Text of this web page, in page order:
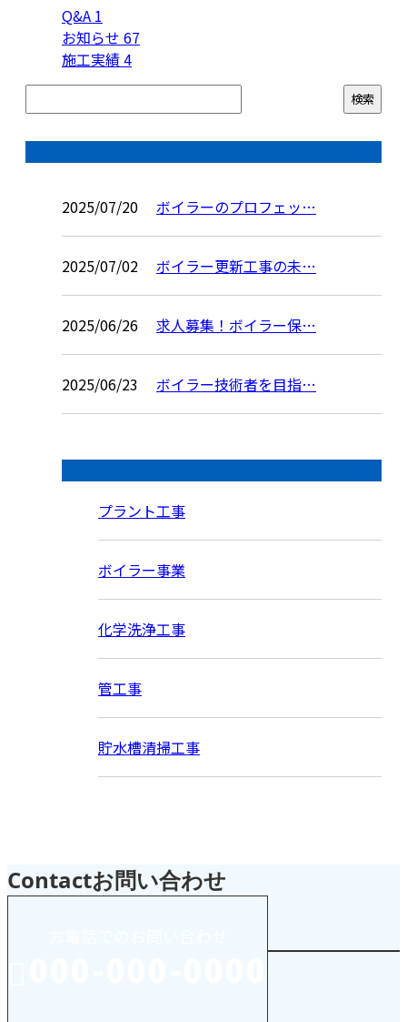
Q&A 1
お知らせ 67
施工実績4
2025/07/20 ボイラーのプロフェッ…
2025/07/02 ボイラー更新工事の未…
2025/06/26 求人募集！ボイラー保…
2025/06/23 ボイラー技術者を目指…
プラント工事
ボイラー事業
化学洗浄工事
管工事
貯水槽清掃工事
Contactお問い合わせ